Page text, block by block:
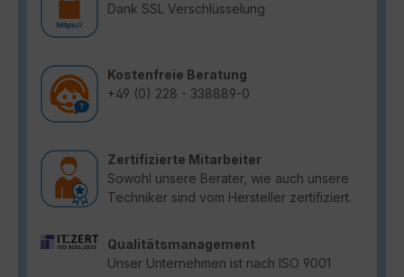
Dank SSL Verschlüsselung
Kostenfreie Beratung
+49 (0) 228 - 338889-0
Zertifizierte Mitarbeiter
Sowohl unsere Berater, wie auch unsere
Techniker sind vom Hersteller zertifiziert.
Qualitätsmanagement
Unser Unternehmen ist nach ISO 9001